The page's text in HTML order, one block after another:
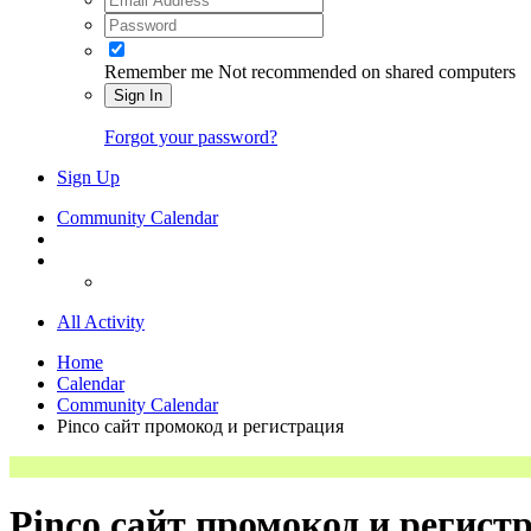
Remember me Not recommended on shared computers
Sign In
Forgot your password?
Sign Up
Community Calendar
All Activity
Home
Calendar
Community Calendar
Pinco сайт промокод и регистрация